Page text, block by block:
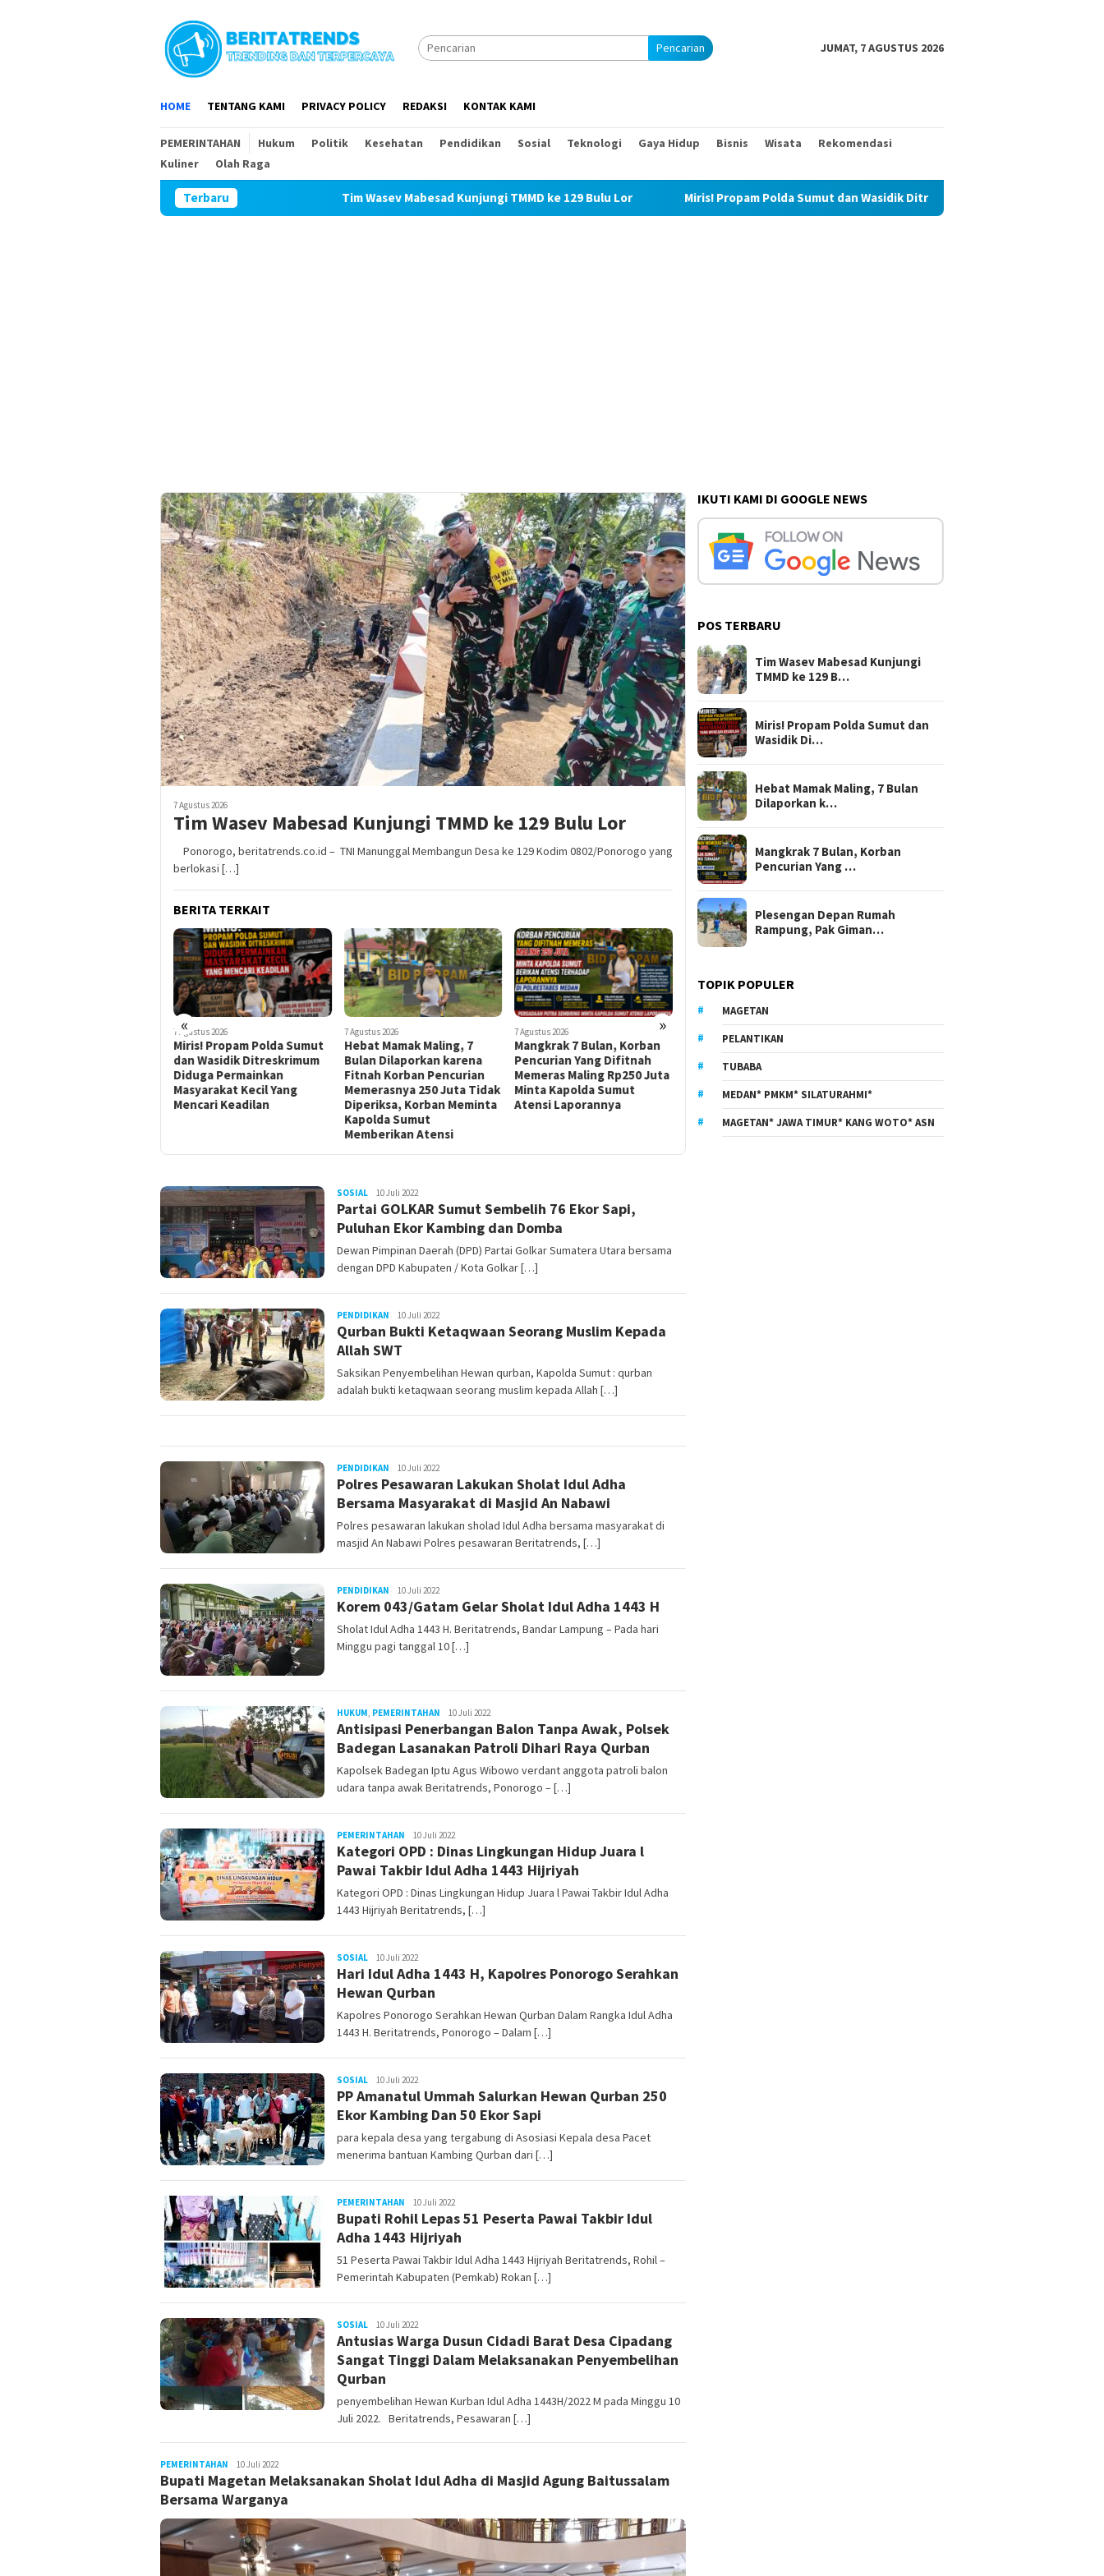
Pencarian JUMAT, 7 AGUSTUS 2026
HOME TENTANG KAMI PRIVACY POLICY REDAKSI KONTAK KAMI
PEMERINTAHAN Hukum Politik Kesehatan Pendidikan Sosial Teknologi Gaya Hidup Bisnis Wisata
Rekomendasi
Kuliner
Olah Raga
TerbaruTim Wasev Mabesad Kunjungi TMMD ke 129 Bulu Lor Miris! Propam Polda Sumut dan Wasidik Ditreskrimum Diduga Permainkan Masyarakat Kecil Yang
7 Agustus 2026
Tim Wasev Mabesad Kunjungi TMMD ke 129 Bulu Lor
Ponorogo, beritatrends.co.id – TNI Manunggal Membangun Desa ke 129 Kodim 0802/Ponorogo yang
berlokasi […]
BERITA TERKAIT
« »
7 Agustus 2026
Hebat Mamak Maling, 7
Bulan Dilaporkan karena
Fitnah Korban Pencurian
Memerasnya 250 Juta Tidak
Diperiksa, Korban Meminta
7 Agustus 2026
Mangkrak 7 Bulan, Korban
Pencurian Yang Difitnah
Memeras Maling Rp250 Juta
Minta Kapolda Sumut
Atensi Laporannya
7 Agustus 2026
Plesengan Depan Rumah
Rampung, Pak Giman Tidak
Khawatir Ada Longsor Lagi
7 Agustus 2026
Talud Rampung, Satgas
TMMD 129 Fokus Ratakan
Tanah Dasar Sungai
Masyarakat Kecil Yang
Mencari Keadilan
BERITATRENDS SOSIAL LilikAbdi
10 Juli 2022
Partai GOLKAR Sumut Sembelih 76 Ekor Sapi,
Puluhan Ekor Kambing dan Domba
Dewan Pimpinan Daerah (DPD) Partai Golkar Sumatera Utara bersama
dengan DPD Kabupaten / Kota Golkar […]
PENDIDIKAN LilikAbdi
10 Juli 2022
Qurban Bukti Ketaqwaan Seorang Muslim Kepada
Allah SWT
Saksikan Penyembelihan Hewan qurban, Kapolda Sumut : qurban
adalah bukti ketaqwaan seorang muslim kepada Allah […]
PENDIDIKAN LilikAbdi
10 Juli 2022
Polres Pesawaran Lakukan Sholat Idul Adha
Bersama Masyarakat di Masjid An Nabawi
Polres pesawaran lakukan sholad Idul Adha bersama masyarakat di
masjid An Nabawi Polres pesawaran Beritatrends, […]
PENDIDIKAN LilikAbdi
10 Juli 2022
Korem 043/Gatam Gelar Sholat Idul Adha 1443 H
Sholat Idul Adha 1443 H. Beritatrends, Bandar Lampung – Pada hari
Minggu pagi tanggal 10 […]
HUKUM, PEMERINTAHAN LilikAbdi
10 Juli 2022
Antisipasi Penerbangan Balon Tanpa Awak, Polsek
Badegan Lasanakan Patroli Dihari Raya Qurban
Kapolsek Badegan Iptu Agus Wibowo verdant anggota patroli balon
udara tanpa awak Beritatrends, Ponorogo – […]
PEMERINTAHAN LilikAbdi
10 Juli 2022
Kategori OPD : Dinas Lingkungan Hidup Juara l
Pawai Takbir Idul Adha 1443 Hijriyah
Kategori OPD : Dinas Lingkungan Hidup Juara l Pawai Takbir Idul Adha
1443 Hijriyah Beritatrends, […]
SOSIAL LilikAbdi
10 Juli 2022
Hari Idul Adha 1443 H, Kapolres Ponorogo Serahkan
Hewan Qurban
Kapolres Ponorogo Serahkan Hewan Qurban Dalam Rangka Idul Adha
1443 H. Beritatrends, Ponorogo – Dalam […]
SOSIAL LilikAbdi
10 Juli 2022
PP Amanatul Ummah Salurkan Hewan Qurban 250
Ekor Kambing Dan 50 Ekor Sapi
para kepala desa yang tergabung di Asosiasi Kepala desa Pacet
menerima bantuan Kambing Qurban dari […]
PEMERINTAHAN LilikAbdi
10 Juli 2022
Bupati Rohil Lepas 51 Peserta Pawai Takbir Idul
Adha 1443 Hijriyah
51 Peserta Pawai Takbir Idul Adha 1443 Hijriyah Beritatrends, Rohil –
Pemerintah Kabupaten (Pemkab) Rokan […]
SOSIAL LilikAbdi
10 Juli 2022
Antusias Warga Dusun Cidadi Barat Desa Cipadang
Sangat Tinggi Dalam Melaksanakan Penyembelihan
Qurban
penyembelihan Hewan Kurban Idul Adha 1443H/2022 M pada Minggu 10
Juli 2022. Beritatrends, Pesawaran […]
PEMERINTAHAN LilikAbdi
10 Juli 2022
Bupati Magetan Melaksanakan Sholat Idul Adha di Masjid Agung Baitussalam
Bersama Warganya
IKUTI KAMI DI GOOGLE NEWS
POS TERBARU
Tim Wasev Mabesad Kunjungi
TMMD ke 129 B…
Miris! Propam Polda Sumut dan
Wasidik Di…
Hebat Mamak Maling, 7 Bulan
Dilaporkan k…
Mangkrak 7 Bulan, Korban
Pencurian Yang …
Plesengan Depan Rumah
Rampung, Pak Giman…
TOPIK POPULER
MAGETAN
PELANTIKAN
TUBABA
MEDAN* PMKM* SILATURAHMI*
MAGETAN* JAWA TIMUR* KANG WOTO* ASN